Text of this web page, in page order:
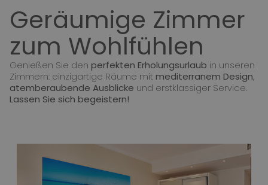
Geräumige Zimmer
zum Wohlfühlen
Genießen Sie denperfekten Erholungsurlaub in unseren
Zimmern: einzigartige Räume mitmediterranem Design,
atemberaubende Ausblicke und erstklassiger Service.
Lassen Sie sich begeistern!